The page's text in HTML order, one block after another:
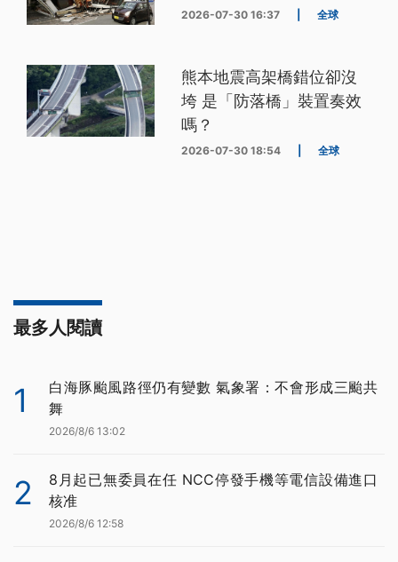
2026-07-30 16:37 全球
熊本地震高架橋錯位卻沒
垮 是「防落橋」裝置奏效
嗎？
2026-07-30 18:54 全球
最多人閱讀
1
白海豚颱風路徑仍有變數 氣象署：不會形成三颱共
舞
2026/8/6 13:02
2
8月起已無委員在任 NCC停發手機等電信設備進口
核准
2026/8/6 12:58